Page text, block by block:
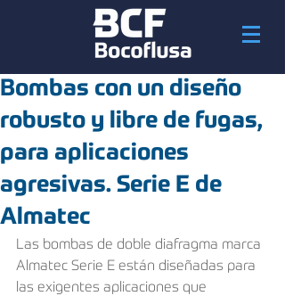
Bombas con un diseño
robusto y libre de fugas,
para aplicaciones
agresivas. Serie E de
Almatec
Las bombas de doble diafragma marca
Almatec Serie E están diseñadas para
las exigentes aplicaciones que